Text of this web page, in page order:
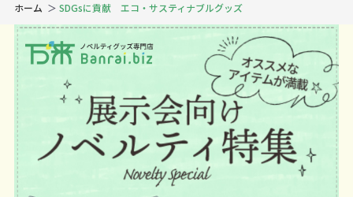
ホーム SDGsに貢献 エコ・サスティナブルグッズ